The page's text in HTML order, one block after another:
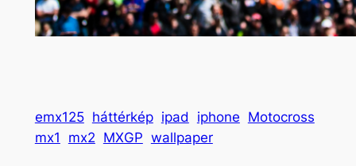
emx125 háttérkép ipad iphone Motocross
mx1
mx2 MXGP wallpaper